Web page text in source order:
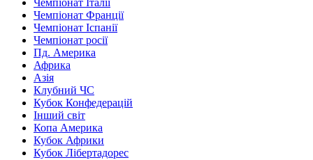
Чемпіонат Італії
Чемпіонат Франції
Чемпіонат Іспанії
Чемпіонат росії
Пд. Америка
Африка
Азія
Клубний ЧС
Кубок Конфедерацій
Інший світ
Копа Америка
Кубок Африки
Кубок Лібертадорес